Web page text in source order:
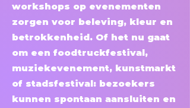
workshops op evenementen
zorgen voor beleving, kleur en
betrokkenheid. Of het nu gaat
om een foodtruckfestival,
muziek­evenement, kunstmarkt
of stadsfestival: bezoekers
kunnen spontaan aansluiten en